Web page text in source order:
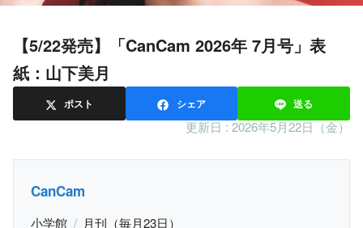
【5/22発売】「CanCam 2026年 7月号」表
紙：山下美月
ポスト シェア 送る
更新日 : 2026年5月22日（金）
CanCam
小学館
月刊（毎月23日）